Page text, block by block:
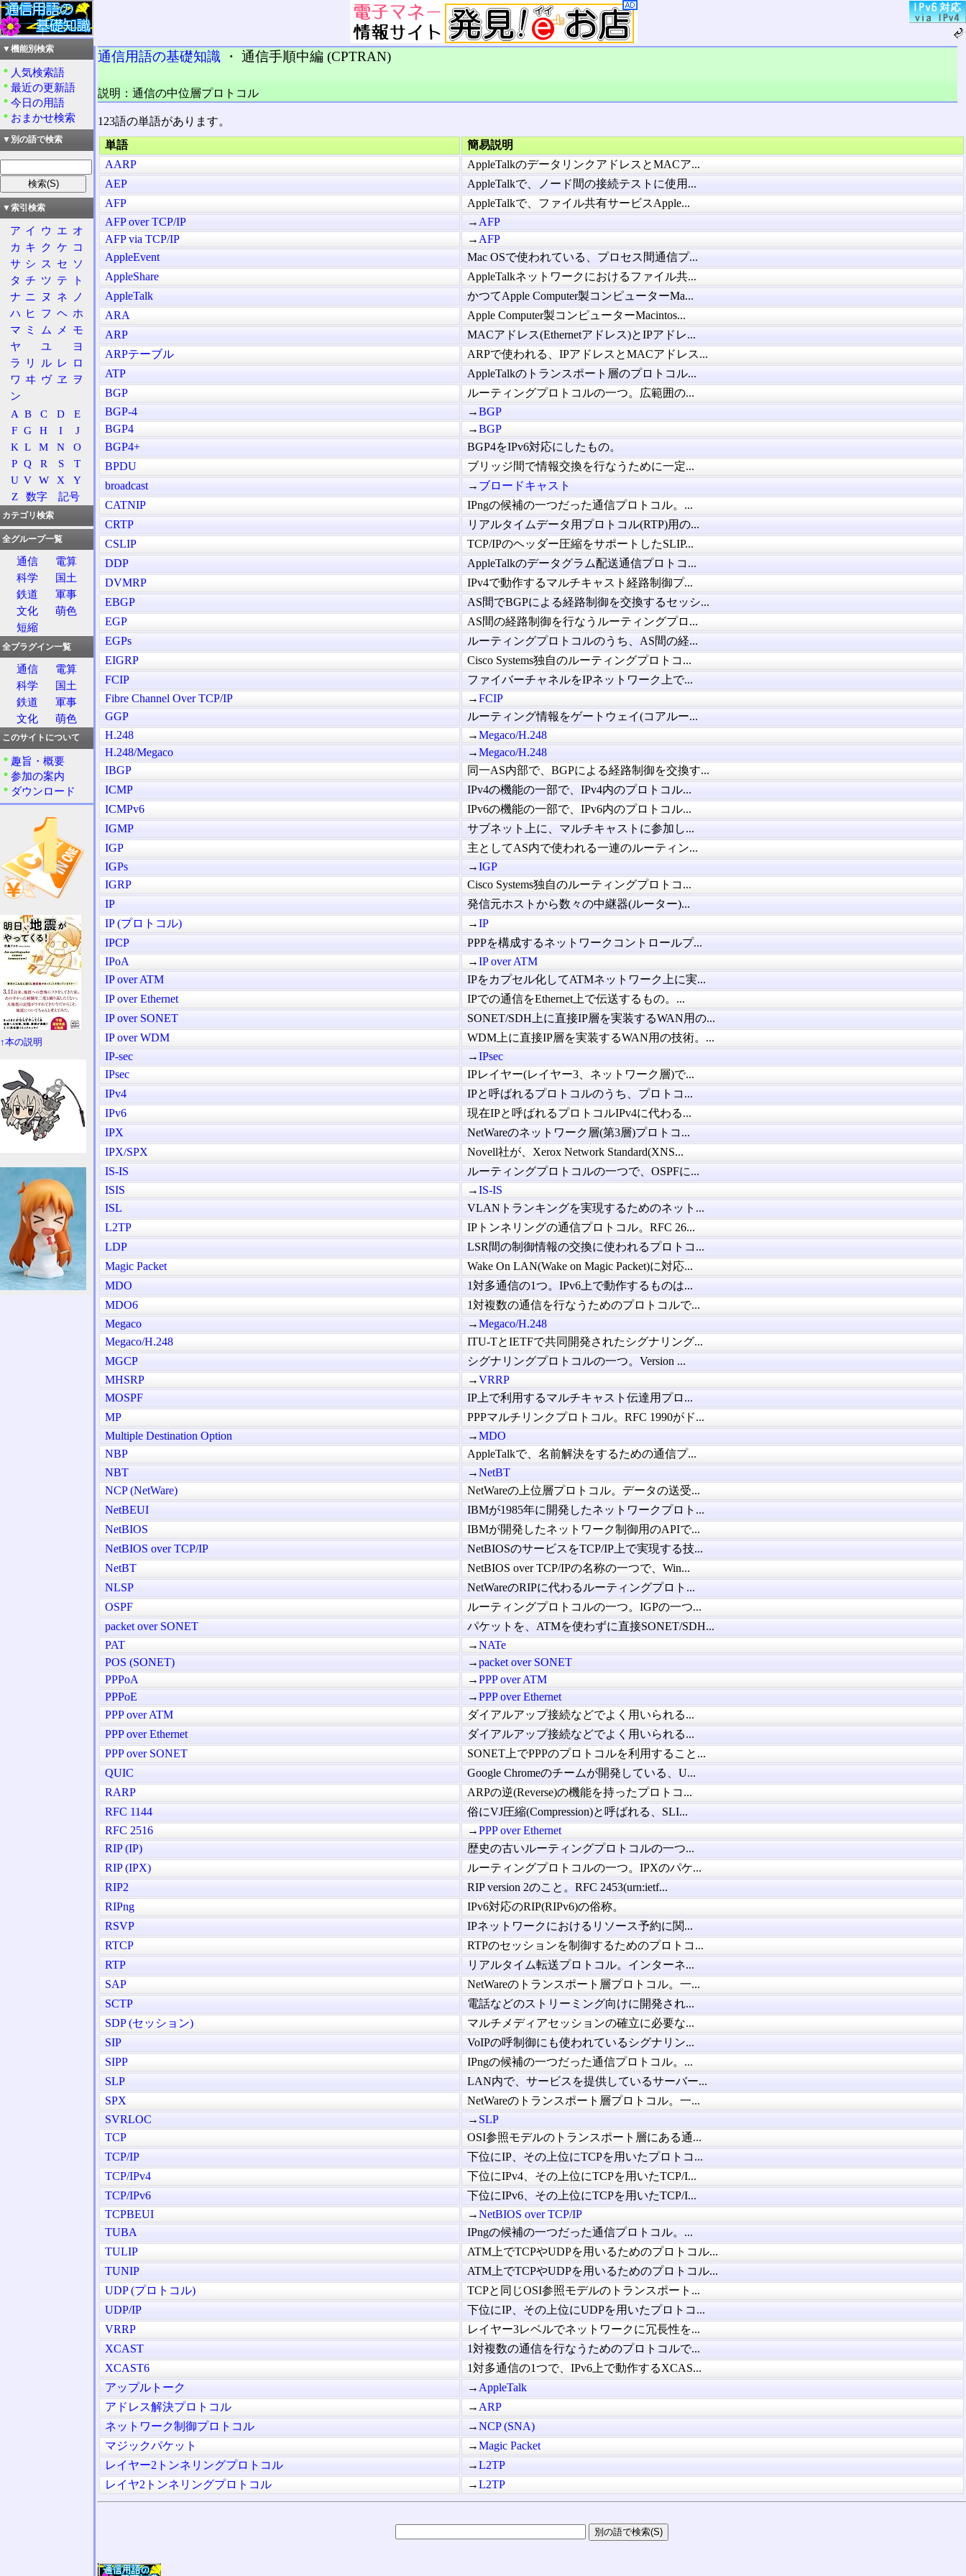
通信用語の基礎知識 ・ 通信手順中編 (CPTRAN)
説明：通信の中位層プロトコル
123語の単語があります。
単語
簡易説明
AARP
AppleTalkのデータリンクアドレスとMACア...
AEP
AppleTalkで、ノード間の接続テストに使用...
AFP
AppleTalkで、ファイル共有サービスApple...
AFP over TCP/IP
→ AFP
AFP via TCP/IP
→ AFP
AppleEvent
Mac OSで使われている、プロセス間通信プ...
AppleShare
AppleTalkネットワークにおけるファイル共...
AppleTalk
かつてApple Computer製コンピューターMa...
ARA
Apple Computer製コンピューターMacintos...
ARP
MACアドレス(Ethernetアドレス)とIPアドレ...
ARPテーブル
ARPで使われる、IPアドレスとMACアドレス...
ATP
AppleTalkのトランスポート層のプロトコル...
BGP
ルーティングプロトコルの一つ。広範囲の...
BGP-4
→BGP
BGP4
→BGP
BGP4+
BGP4をIPv6対応にしたもの。
BPDU
ブリッジ間で情報交換を行なうために一定...
broadcast
→ ブロードキャスト
CATNIP
IPngの候補の一つだった通信プロトコル。...
CRTP
リアルタイムデータ用プロトコル(RTP)用の...
CSLIP
TCP/IPのヘッダー圧縮をサポートしたSLIP...
DDP
AppleTalkのデータグラム配送通信プロトコ...
DVMRP
IPv4で動作するマルチキャスト経路制御プ...
EBGP
AS間でBGPによる経路制御を交換するセッシ...
EGP
AS間の経路制御を行なうルーティングプロ...
EGPs
ルーティングプロトコルのうち、AS間の経...
EIGRP
Cisco Systems独自のルーティングプロトコ...
FCIP
ファイバーチャネルをIPネットワーク上で...
Fibre Channel Over TCP/IP
→FCIP
GGP
ルーティング情報をゲートウェイ(コアルー...
H.248
→Megaco/H.248
H.248/Megaco
→Megaco/H.248
IBGP
同一AS内部で、BGPによる経路制御を交換す...
ICMP
IPv4の機能の一部で、IPv4内のプロトコル...
ICMPv6
IPv6の機能の一部で、IPv6内のプロトコル...
IGMP
サブネット上に、マルチキャストに参加し...
IGP
主としてAS内で使われる一連のルーティン...
IGPs
→IGP
IGRP
Cisco Systems独自のルーティングプロトコ...
IP
発信元ホストから数々の中継器(ルーター)...
IP (プロトコル)
→IP
IPCP
PPPを構成するネットワークコントロールプ...
IPoA
→IP over ATM
IP over ATM
IPをカプセル化してATMネットワーク上に実...
IP over Ethernet
IPでの通信をEthernet上で伝送するもの。...
IP over SONET
SONET/SDH上に直接IP層を実装するWAN用の...
IP over WDM
WDM上に直接IP層を実装するWAN用の技術。...
IP-sec
→IPsec
IPsec
IPレイヤー(レイヤー3、ネットワーク層)で...
IPv4
IPと呼ばれるプロトコルのうち、プロトコ...
IPv6
現在IPと呼ばれるプロトコルIPv4に代わる...
IPX
NetWareのネットワーク層(第3層)プロトコ...
IPX/SPX
Novell社が、Xerox Network Standard(XNS...
IS-IS
ルーティングプロトコルの一つで、OSPFに...
ISIS
→IS-IS
ISL
VLANトランキングを実現するためのネット...
L2TP
IPトンネリングの通信プロトコル。RFC 26...
LDP
LSR間の制御情報の交換に使われるプロトコ...
Magic Packet
Wake On LAN(Wake on Magic Packet)に対応...
MDO
1対多通信の1つ。IPv6上で動作するものは...
MDO6
1対複数の通信を行なうためのプロトコルで...
Megaco
→Megaco/H.248
Megaco/H.248
ITU-TとIETFで共同開発されたシグナリング...
MGCP
シグナリングプロトコルの一つ。Version ...
MHSRP
→VRRP
MOSPF
IP上で利用するマルチキャスト伝達用プロ...
MP
PPPマルチリンクプロトコル。RFC 1990がド...
Multiple Destination Option
→MDO
NBP
AppleTalkで、名前解決をするための通信プ...
NBT
→NetBT
NCP (NetWare)
NetWareの上位層プロトコル。データの送受...
NetBEUI
IBMが1985年に開発したネットワークプロト...
NetBIOS
IBMが開発したネットワーク制御用のAPIで...
NetBIOS over TCP/IP
NetBIOSのサービスをTCP/IP上で実現する技...
NetBT
NetBIOS over TCP/IPの名称の一つで、Win...
NLSP
NetWareのRIPに代わるルーティングプロト...
OSPF
ルーティングプロトコルの一つ。IGPの一つ...
packet over SONET
パケットを、ATMを使わずに直接SONET/SDH...
PAT
→NATe
POS (SONET)
→packet over SONET
PPPoA
→PPP over ATM
PPPoE
→PPP over Ethernet
PPP over ATM
ダイアルアップ接続などでよく用いられる...
PPP over Ethernet
ダイアルアップ接続などでよく用いられる...
PPP over SONET
SONET上でPPPのプロトコルを利用すること...
QUIC
Google Chromeのチームが開発している、U...
RARP
ARPの逆(Reverse)の機能を持ったプロトコ...
RFC 1144
俗にVJ圧縮(Compression)と呼ばれる、SLI...
RFC 2516
→PPP over Ethernet
RIP (IP)
歴史の古いルーティングプロトコルの一つ...
RIP (IPX)
ルーティングプロトコルの一つ。IPXのパケ...
RIP2
RIP version 2のこと。RFC 2453(urn:ietf...
RIPng
IPv6対応のRIP(RIPv6)の俗称。
RSVP
IPネットワークにおけるリソース予約に関...
RTCP
RTPのセッションを制御するためのプロトコ...
RTP
リアルタイム転送プロトコル。インターネ...
SAP
NetWareのトランスポート層プロトコル。一...
SCTP
電話などのストリーミング向けに開発され...
SDP (セッション)
マルチメディアセッションの確立に必要な...
SIP
VoIPの呼制御にも使われているシグナリン...
SIPP
IPngの候補の一つだった通信プロトコル。...
SLP
LAN内で、サービスを提供しているサーバー...
SPX
NetWareのトランスポート層プロトコル。一...
SVRLOC
→ SLP
TCP
OSI参照モデルのトランスポート層にある通...
TCP/IP
下位にIP、その上位にTCPを用いたプロトコ...
TCP/IPv4
下位にIPv4、その上位にTCPを用いたTCP/I...
TCP/IPv6
下位にIPv6、その上位にTCPを用いたTCP/I...
TCPBEUI
→NetBIOS over TCP/IP
TUBA
IPngの候補の一つだった通信プロトコル。...
TULIP
ATM上でTCPやUDPを用いるためのプロトコル...
TUNIP
ATM上でTCPやUDPを用いるためのプロトコル...
UDP (プロトコル)
TCPと同じOSI参照モデルのトランスポート...
UDP/IP
下位にIP、その上位にUDPを用いたプロトコ...
VRRP
レイヤー3レベルでネットワークに冗長性を...
XCAST
1対複数の通信を行なうためのプロトコルで...
XCAST6
1対多通信の1つで、IPv6上で動作するXCAS...
アップルトーク
→ AppleTalk
アドレス解決プロトコル
→ ARP
ネットワーク制御プロトコル
→NCP (SNA)
マジックパケット
→Magic Packet
レイヤー2トンネリングプロトコル
→L2TP
レイヤ2トンネリングプロトコル
→L2TP
▼機能別検索
人気検索語
最近の更新語
今日の用語
おまかせ検索
▼別の語で検索
▼索引検索
ア イ ウ エ オ
カ キ ク ケ コ
サ シ ス セ ソ
タ チ ツ テ
ト
ナ ニ ヌ ネ
ノ
ハ ヒ フ ヘ ホ
マ ミ ム メ
モ
ヤ
ユ
ヨ
ラ
リ ル レ ロ
ワ ヰ ヴ ヱ
ヲ
ン
A B C D
E
F G H I
J
K L M N
O
P Q R S
T
U V W X
Y
Z
数字 記号
カテゴリ検索
全グループ一覧
通信
電算
科学
国土
鉄道
軍事
文化
萌色
短縮
全プラグイン一覧
通信
電算
科学
国土
鉄道
軍事
文化
萌色
このサイトについて
趣旨・概要
参加の案内
ダウンロード
↑本の説明